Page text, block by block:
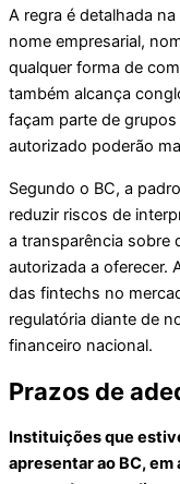
A regra é detalhada na
nome empresarial,
qualquer forma de
também alcança
façam parte de
autorizado poderão
Segundo o BC, a
reduzir riscos de
a transparência sobre
autorizada a oferecer.
das fintechs no
regulatória diante de
financeiro nacional.
Prazos de
Instituições que
apresentar ao BC, em